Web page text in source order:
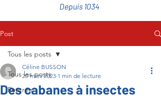
Depuis 1034
Post
Tous les posts
Rentrée
Tous les posts
Des cabanes à insectes
Céline BUSSON
20 mars 2023 1 min de lecture